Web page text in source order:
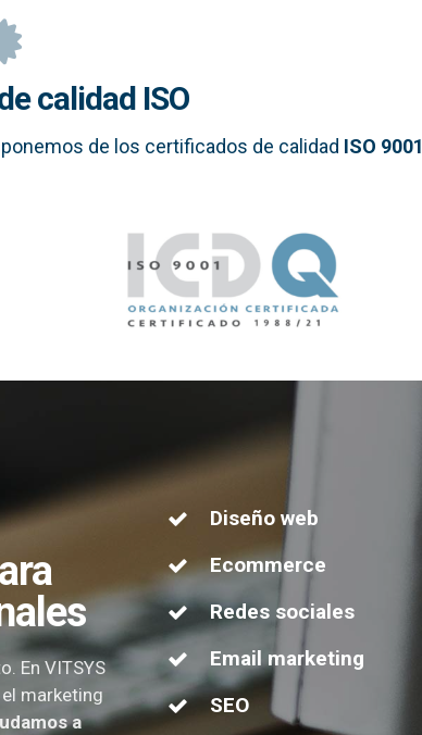
calidad ISO
de los certificados de calidad ISO 9001
En VITSYS
marketing
a
Diseño web
Ecommerce
Redes sociales
Email marketing
SEO